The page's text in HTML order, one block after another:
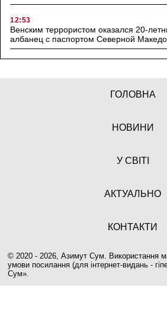
12:53
Венским террористом оказался 20-
албанец с паспортом Северной
ГОЛОВНА
НОВИНИ
У СВІТІ
АКТУАЛЬНО
КОНТАКТИ
© 2020 - 2026, Азимут Сум. Використання
умови посилання (для інтернет-видань -
Сум».